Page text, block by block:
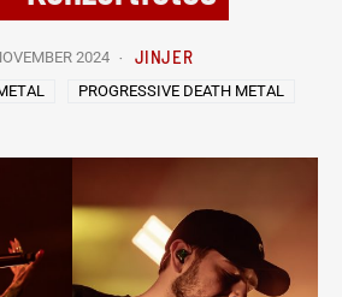
2024 JINJER
PROGRESSIVE DEATH METAL